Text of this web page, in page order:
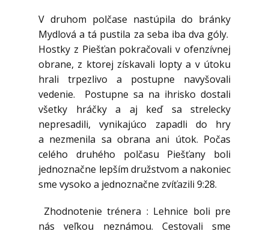
V druhom polčase nastúpila do bránky
Mydlová a tá pustila za seba iba dva góly.
Hostky z Piešťan pokračovali v ofenzívnej
obrane, z ktorej získavali lopty a v útoku
hrali trpezlivo a postupne navyšovali
vedenie. Postupne sa na ihrisko dostali
všetky hráčky a aj keď sa strelecky
nepresadili, vynikajúco zapadli do hry
a nezmenila sa obrana ani útok. Počas
celého druhého polčasu Piešťany boli
jednoznačne lepším družstvom a nakoniec
sme vysoko a jednoznačne zvíťazili 9:28.
Zhodnotenie trénera : Lehnice boli pre
nás veľkou neznámou. Cestovali sme